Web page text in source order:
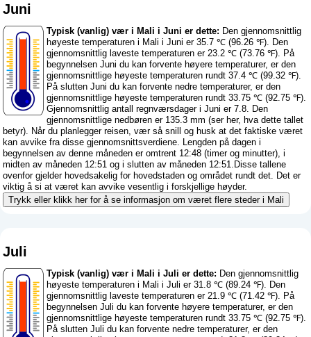
Juni
Typisk (vanlig) vær i Mali i Juni er dette: Den gjennomsnittlig
høyeste temperaturen i Mali i Juni er 35.7 ℃ (96.26 ℉). Den
gjennomsnittlig laveste temperaturen er 23.2 ℃ (73.76 ℉). På
begynnelsen Juni du kan forvente høyere temperaturer, er den
gjennomsnittlige høyeste temperaturen rundt 37.4 ℃ (99.32 ℉).
På slutten Juni du kan forvente nedre temperaturer, er den
gjennomsnittlige høyeste temperaturen rundt 33.75 ℃ (92.75 ℉).
Gjennomsnittlig antall regnværsdager i Juni er 7.8. Den
gjennomsnittlige nedbøren er 135.3 mm (ser her, hva dette tallet
betyr). Når du planlegger reisen, vær så snill og husk at det faktiske været
kan avvike fra disse gjennomsnittsverdiene. Lengden på dagen i
begynnelsen av denne måneden er omtrent 12:48 (timer og minutter), i
midten av måneden 12:51 og i slutten av måneden 12:51.Disse tallene
ovenfor gjelder hovedsakelig for hovedstaden og området rundt det. Det er
viktig å si at været kan avvike vesentlig i forskjellige høyder.
Trykk eller klikk her for å se informasjon om været flere steder i Mali
Juli
Typisk (vanlig) vær i Mali i Juli er dette: Den gjennomsnittlig
høyeste temperaturen i Mali i Juli er 31.8 ℃ (89.24 ℉). Den
gjennomsnittlig laveste temperaturen er 21.9 ℃ (71.42 ℉). På
begynnelsen Juli du kan forvente høyere temperaturer, er den
gjennomsnittlige høyeste temperaturen rundt 33.75 ℃ (92.75 ℉).
På slutten Juli du kan forvente nedre temperaturer, er den